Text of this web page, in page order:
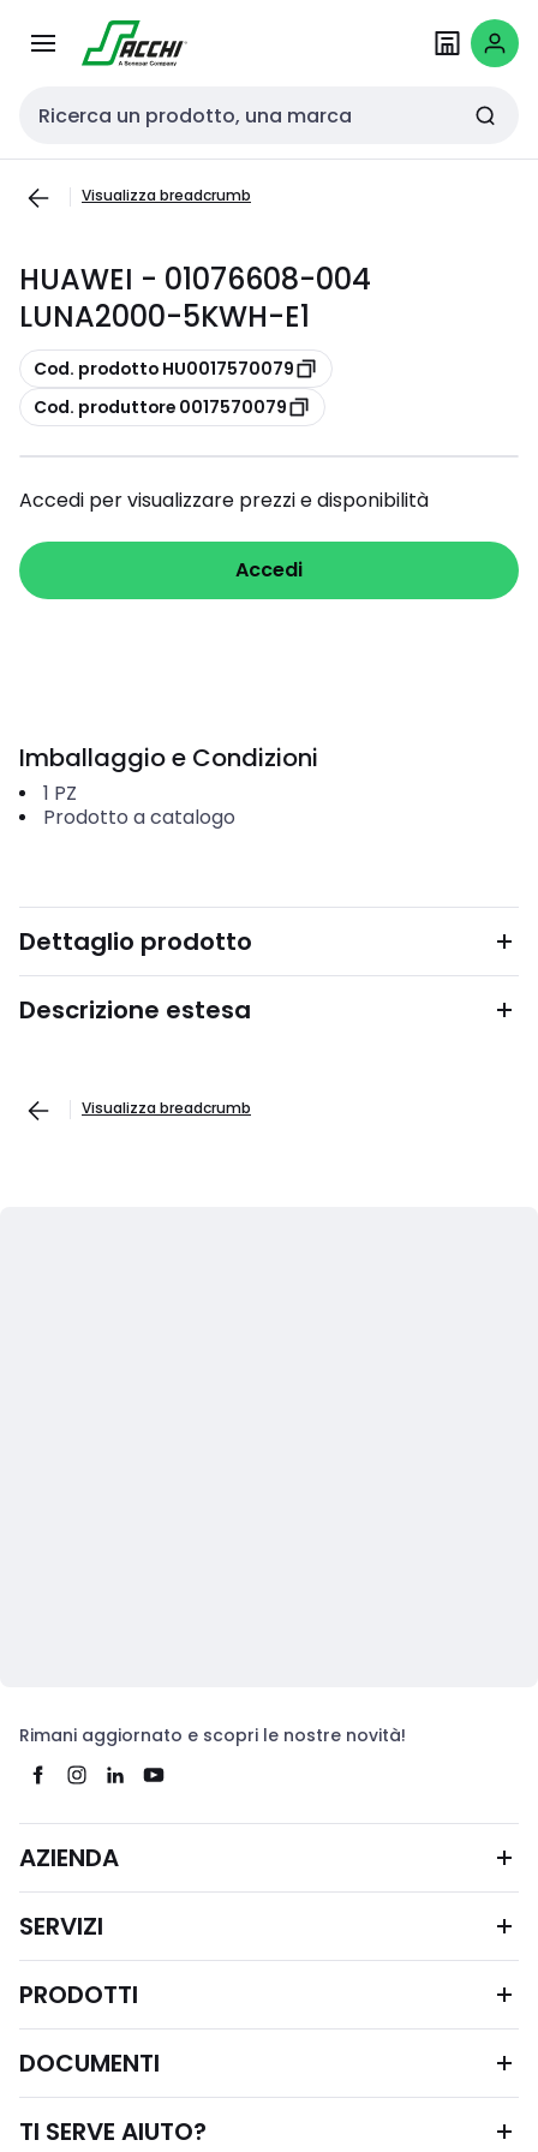
navigazionecontenuto
Cerca input
Visualizza breadcrumb
HUAWEI - 01076608-004
LUNA2000-5KWH-E1
copia
Cod. prodotto HU0017570079
copia
Cod. produttore 0017570079
Accedi per visualizzare prezzi e disponibilità
Accedi
Imballaggio e Condizioni
1 PZ
Prodotto a catalogo
Dettaglio prodotto
Descrizione estesa
Visualizza breadcrumb
Rimani aggiornato e scopri le nostre novità!
AZIENDA
SERVIZI
PRODOTTI
DOCUMENTI
TI SERVE AIUTO?